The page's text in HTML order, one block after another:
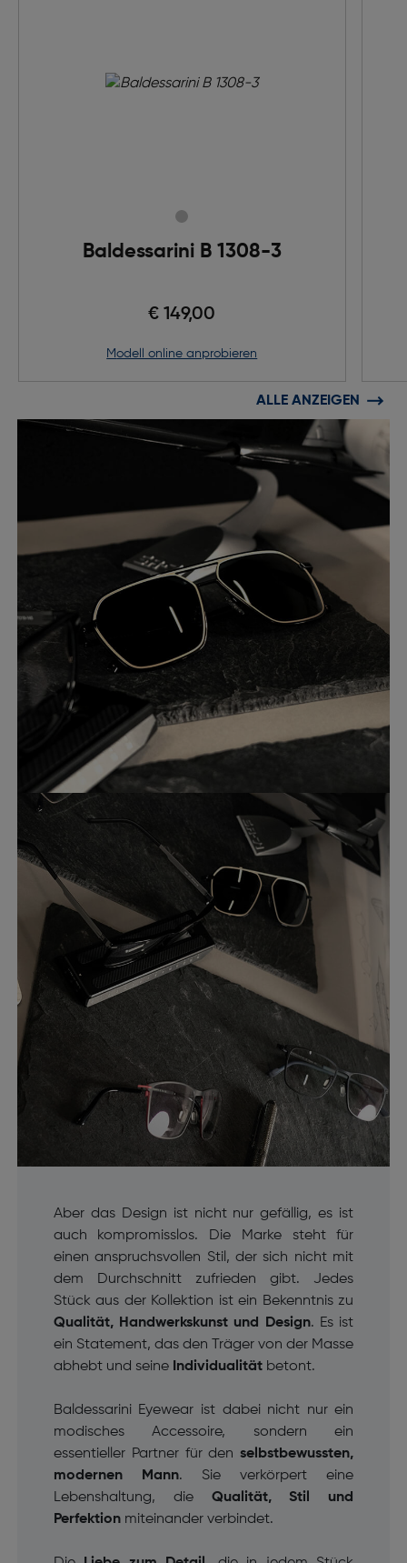
Baldessarini B 1308-3
€ 149,00
Modell online anprobieren
ALLE ANZEIGEN
Aber das Design ist nicht nur gefällig, es ist
auch kompromisslos. Die Marke steht für
einen anspruchsvollen Stil, der sich nicht mit
dem Durchschnitt zufrieden gibt. Jedes
Stück aus der Kollektion ist ein Bekenntnis zu
Qualität, Handwerkskunst und Design. Es ist
ein Statement, das den Träger von der Masse
abhebt und seine Individualitätbetont.
Baldessarini Eyewear ist dabei nicht nur ein
modisches Accessoire, sondern ein
essentieller Partner für denselbstbewussten,
modernen Mann. Sie verkörpert eine
Lebenshaltung, die Qualität, Stil und
Perfektionmiteinander verbindet.